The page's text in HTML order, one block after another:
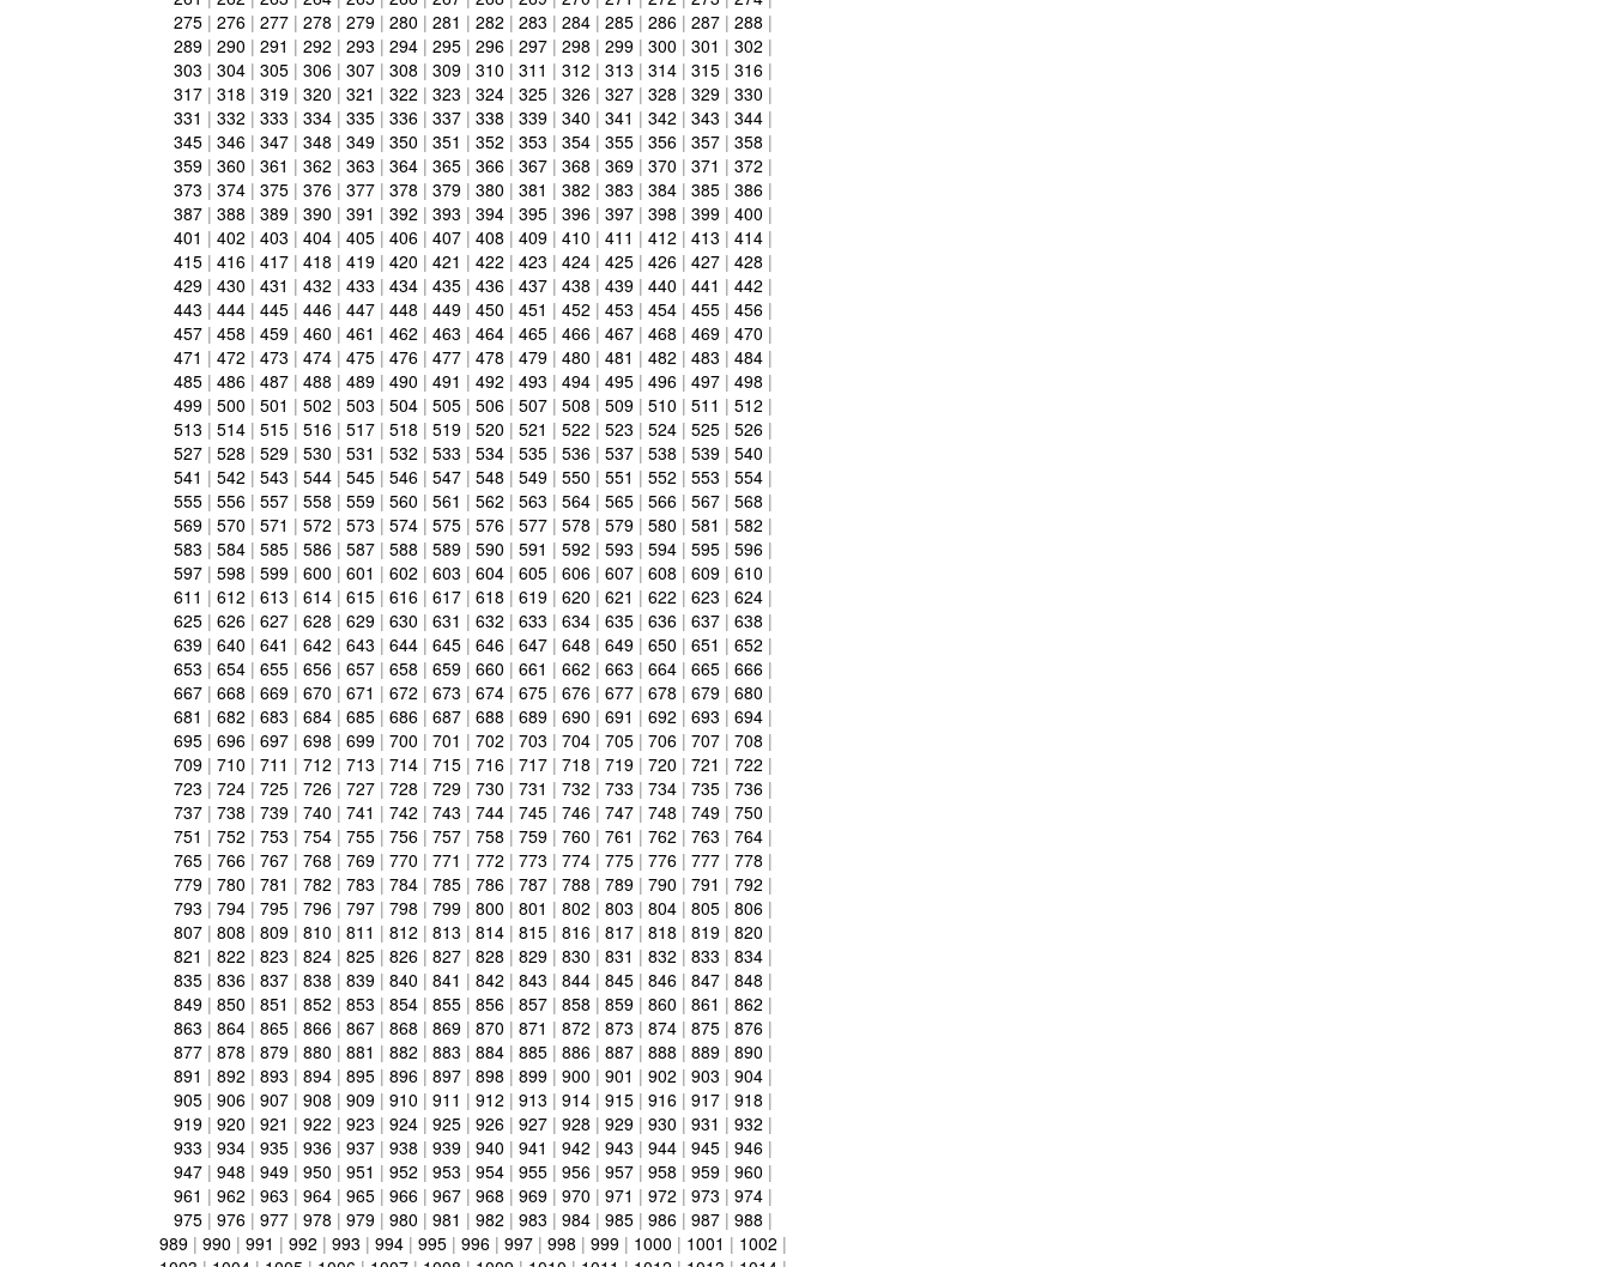
275| 276| 277| 278 | 279| 280 | 281 | 282 | 283 | 284| 285| 286| 287| 288 |
289| 290 | 291 | 292 | 293 | 294| 295| 296| 297| 298 | 299| 300 | 301 | 302 |
303 | 304| 305| 306| 307| 308 | 309| 310 | 311 | 312 | 313 | 314| 315| 316|
317| 318 | 319| 320 | 321 | 322 | 323 | 324| 325| 326| 327| 328 | 329| 330 |
331 | 332 | 333 | 334| 335| 336| 337| 338 | 339| 340 | 341 | 342 | 343 | 344|
345| 346| 347| 348 | 349| 350 | 351 | 352 | 353 | 354| 355| 356| 357| 358 |
359| 360 | 361 | 362 | 363 | 364| 365| 366| 367| 368 | 369| 370 | 371 | 372 |
373 | 374| 375| 376| 377| 378 | 379| 380 | 381 | 382 | 383 | 384| 385| 386|
387| 388 | 389| 390 | 391 | 392 | 393 | 394| 395| 396| 397| 398 | 399| 400 |
401 | 402 | 403 | 404| 405| 406| 407| 408 | 409| 410 | 411 | 412 | 413 | 414|
415| 416| 417| 418 | 419| 420 | 421 | 422 | 423 | 424| 425| 426| 427| 428 |
429| 430 | 431 | 432 | 433 | 434| 435| 436| 437| 438 | 439| 440 | 441 | 442 |
443 | 444| 445| 446| 447| 448 | 449| 450 | 451 | 452 | 453 | 454| 455| 456|
457| 458 | 459| 460 | 461 | 462 | 463 | 464| 465| 466| 467| 468 | 469| 470 |
471 | 472 | 473 | 474| 475| 476| 477| 478 | 479| 480 | 481 | 482 | 483 | 484|
485| 486| 487| 488 | 489| 490 | 491 | 492 | 493 | 494| 495| 496| 497| 498 |
499| 500 | 501 | 502 | 503 | 504| 505| 506| 507| 508 | 509| 510 | 511 | 512 |
513 | 514| 515| 516| 517| 518 | 519| 520 | 521 | 522 | 523 | 524| 525| 526|
527| 528 | 529| 530 | 531 | 532 | 533 | 534| 535| 536| 537| 538 | 539| 540 |
541 | 542 | 543 | 544| 545| 546| 547| 548 | 549| 550 | 551 | 552 | 553 | 554|
555| 556| 557| 558 | 559| 560 | 561 | 562 | 563 | 564| 565| 566| 567| 568 |
569| 570 | 571 | 572 | 573 | 574| 575| 576| 577| 578 | 579| 580 | 581 | 582 |
583 | 584| 585| 586| 587| 588 | 589| 590 | 591 | 592 | 593 | 594| 595| 596|
597| 598 | 599| 600 | 601 | 602 | 603 | 604| 605| 606| 607| 608 | 609| 610 |
611 | 612 | 613 | 614| 615| 616| 617| 618 | 619| 620 | 621 | 622 | 623 | 624|
625| 626| 627| 628 | 629| 630 | 631 | 632 | 633 | 634| 635| 636| 637| 638 |
639| 640 | 641 | 642 | 643 | 644| 645| 646| 647| 648 | 649| 650 | 651 | 652 |
653 | 654| 655| 656| 657| 658 | 659| 660 | 661 | 662 | 663 | 664| 665| 666|
667| 668 | 669| 670 | 671 | 672 | 673 | 674| 675| 676| 677| 678 | 679| 680 |
681 | 682 | 683 | 684| 685| 686| 687| 688 | 689| 690 | 691 | 692 | 693 | 694|
695| 696| 697| 698 | 699| 700 | 701 | 702 | 703 | 704| 705| 706| 707| 708 |
709| 710 | 711 | 712 | 713 | 714| 715| 716| 717| 718 | 719| 720 | 721 | 722 |
723 | 724| 725| 726| 727| 728 | 729| 730 | 731 | 732 | 733 | 734| 735| 736|
737| 738 | 739| 740 | 741 | 742 | 743 | 744| 745| 746| 747| 748 | 749| 750 |
751 | 752 | 753 | 754| 755| 756| 757| 758 | 759| 760 | 761 | 762 | 763 | 764|
765| 766| 767| 768 | 769| 770 | 771 | 772 | 773 | 774| 775| 776| 777| 778 |
779| 780 | 781 | 782 | 783 | 784| 785| 786| 787| 788 | 789| 790 | 791 | 792 |
793 | 794| 795| 796| 797| 798 | 799| 800 | 801 | 802 | 803 | 804| 805| 806|
807| 808 | 809| 810 | 811 | 812 | 813 | 814| 815| 816| 817| 818 | 819| 820 |
821 | 822 | 823 | 824| 825| 826| 827| 828 | 829| 830 | 831 | 832 | 833 | 834|
835| 836| 837| 838 | 839| 840 | 841 | 842 | 843 | 844| 845| 846| 847| 848 |
849| 850 | 851 | 852 | 853 | 854| 855| 856| 857| 858 | 859| 860 | 861 | 862 |
863 | 864| 865| 866| 867| 868 | 869| 870 | 871 | 872 | 873 | 874| 875| 876|
877| 878 | 879| 880 | 881 | 882 | 883 | 884| 885| 886| 887| 888 | 889| 890 |
891 | 892 | 893 | 894| 895| 896| 897| 898 | 899| 900 | 901 | 902 | 903 | 904|
905| 906| 907| 908 | 909| 910 | 911 | 912 | 913 | 914| 915| 916| 917| 918 |
919| 920 | 921 | 922 | 923 | 924| 925| 926| 927| 928 | 929| 930 | 931 | 932 |
933 | 934| 935| 936| 937| 938 | 939| 940 | 941 | 942 | 943 | 944| 945| 946|
947| 948 | 949| 950 | 951 | 952 | 953 | 954| 955| 956| 957| 958 | 959| 960 |
961 | 962 | 963 | 964| 965| 966| 967| 968 | 969| 970 | 971 | 972 | 973 | 974|
975| 976| 977| 978 | 979| 980 | 981 | 982 | 983 | 984| 985| 986| 987| 988 |
989| 990 | 991 | 992 | 993 | 994| 995| 996| 997| 998 | 999| 1000 | 1001 | 1002 |